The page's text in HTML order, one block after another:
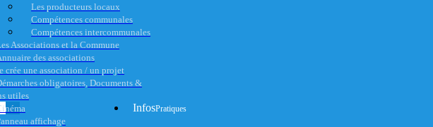
Les producteurs locaux
Compétences communales
Compétences intercommunales
Associations et la Commune
des associations
crée une association / un projet
obligatoires, Documents &
utiles
affichage
InfosPratiques